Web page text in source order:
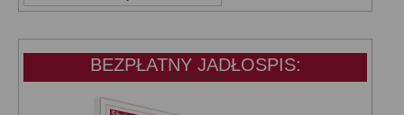
KATEGORIE:
BEZPŁATNY JADŁOSPIS: